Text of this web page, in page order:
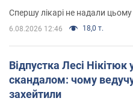
Спершу лікарі не надали
6.08.2026 12:46 18,0 т.
Відпустка Лесі
скандалом: чому
захейтили